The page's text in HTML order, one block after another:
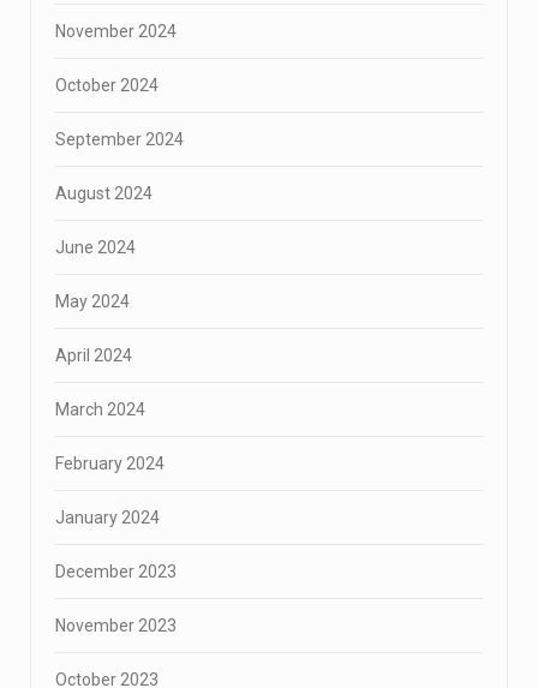
November 2024
October 2024
September 2024
August 2024
June 2024
May 2024
April 2024
March 2024
February 2024
January 2024
December 2023
November 2023
October 2023